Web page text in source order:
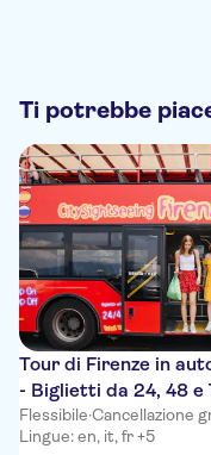
Ti potrebbe
Tour di Firenze in
- Biglietti da 24, 48 e
Flessibile·Cancellazione
Lingue: en, it, fr +5